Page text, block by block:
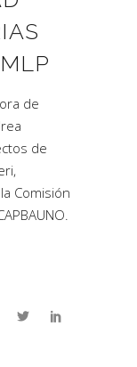
de
de
Comisión